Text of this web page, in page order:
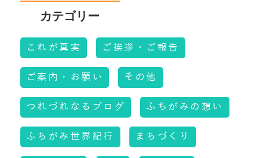
これが真実 ご挨拶・ご報告
ご案内・お願い その他
つれづれなるブログ ふちがみの想い
ふちがみ世界紀行 まちづくり